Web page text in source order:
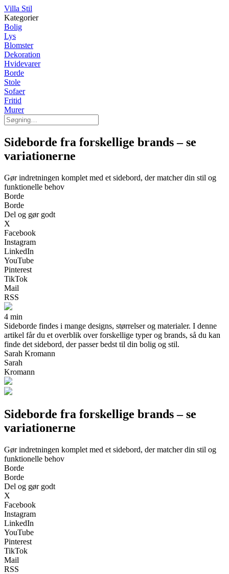
Villa Stil
Kategorier
Bolig
Lys
Blomster
Dekoration
Hvidevarer
Borde
Stole
Sofaer
Fritid
Murer
Sideborde fra forskellige brands – se
variationerne
Gør indretningen komplet med et sidebord, der matcher din stil og
funktionelle behov
Borde
Borde
Del og gør godt
X
Facebook
Instagram
LinkedIn
YouTube
Pinterest
TikTok
Mail
RSS
4 min
Sideborde findes i mange designs, størrelser og materialer. I denne
artikel får du et overblik over forskellige typer og brands, så du kan
finde det sidebord, der passer bedst til din bolig og stil.
Sarah Kromann
Sarah
Kromann
Sideborde fra forskellige brands – se
variationerne
Gør indretningen komplet med et sidebord, der matcher din stil og
funktionelle behov
Borde
Borde
Del og gør godt
X
Facebook
Instagram
LinkedIn
YouTube
Pinterest
TikTok
Mail
RSS